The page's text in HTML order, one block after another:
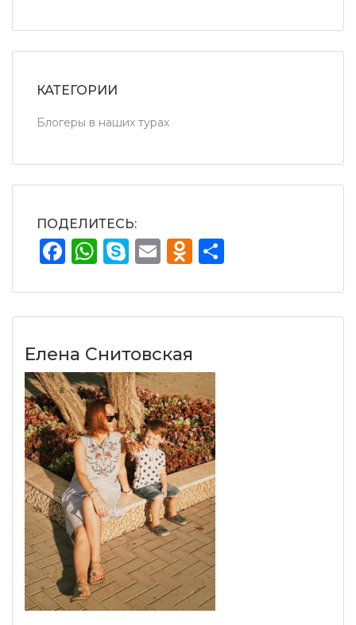
КАТЕГОРИИ
Блогеры в наших турах
ПОДЕЛИТЕСЬ:
Facebook
WhatsApp
Skype
Email
Елена Снитовская